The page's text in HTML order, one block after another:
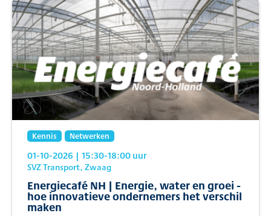
Kennis Netwerken
01-10-2026 | 15:30-18:00uur
SVZ Transport, Zwaag
Energiecafé NH | Energie, water en groei -
hoe innovatieve ondernemers het verschil
maken